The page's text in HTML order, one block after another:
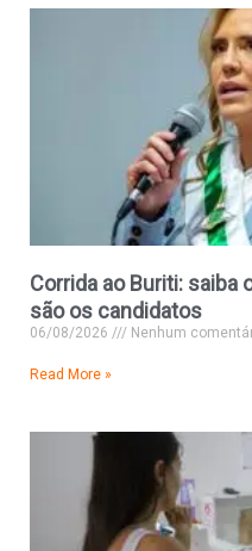
Corrida ao Buriti: saiba
são os candidatos
06/08/2026 Nenhum
Read More »